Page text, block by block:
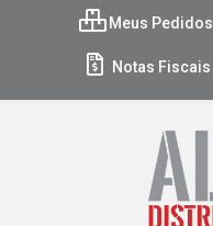
Meus Pedidos
Notas Fiscais